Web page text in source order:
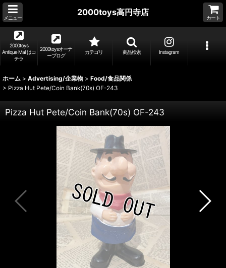
メニュー
2000toys高円寺店
カート
2000toys
Antique Mall はコ
チラ
2000toysオーナ
ーブログ
カテゴリ 商品検索 Instagram
ホーム > Advertising/企業物 > Food/食品関係
> Pizza Hut Pete/Coin Bank(70s) OF-243
Pizza Hut Pete/Coin Bank(70s) OF-243